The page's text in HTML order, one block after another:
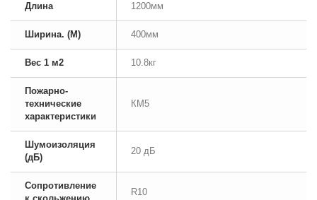
Длина 1200мм
Ширина. (М) 400мм
Вес 1 м2 10.8кг
Пожарно-
технические
характеристики
КМ5
Шумоизоляция
(дБ)
20 дБ
Сопротивление
R10